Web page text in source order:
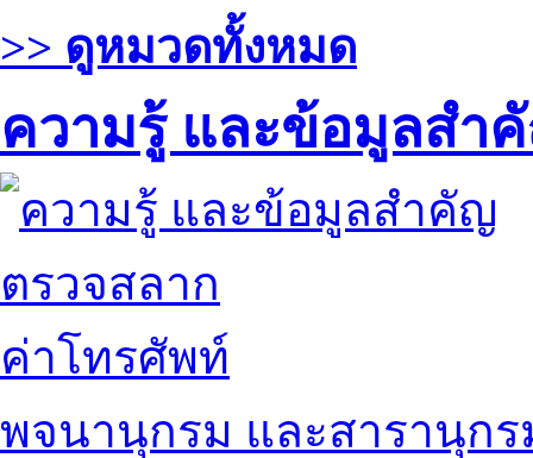
>> ดูหมวดทั้งหมด
ความรู้ และข้อมูลสำ
ตรวจสลาก
ค่าโทรศัพท์
พจนานุกรม และสารานุกร